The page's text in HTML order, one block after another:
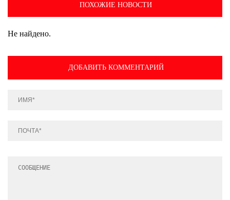
ПОХОЖИЕ НОВОСТИ
Не найдено.
ДОБАВИТЬ КОММЕНТАРИЙ